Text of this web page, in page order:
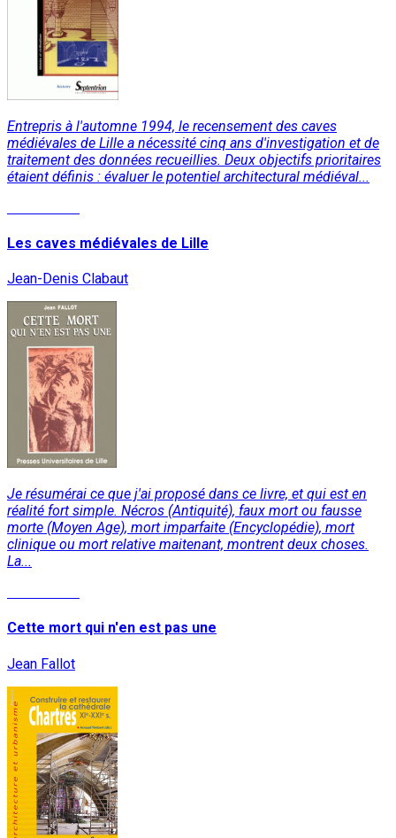
Entrepris à l'automne 1994, le recensement des caves
médiévales de Lille a nécessité cinq ans d'investigation et de
traitement des données recueillies. Deux objectifs prioritaires
étaient définis : évaluer le potentiel architectural médiéval...
Les caves médiévales de Lille
Jean-Denis Clabaut
Je résumérai ce que j'ai proposé dans ce livre, et qui est en
réalité fort simple. Nécros (Antiquité), faux mort ou fausse
morte (Moyen Age), mort imparfaite (Encyclopédie), mort
clinique ou mort relative maitenant, montrent deux choses.
La...
Cette mort qui n'en est pas une
Jean Fallot